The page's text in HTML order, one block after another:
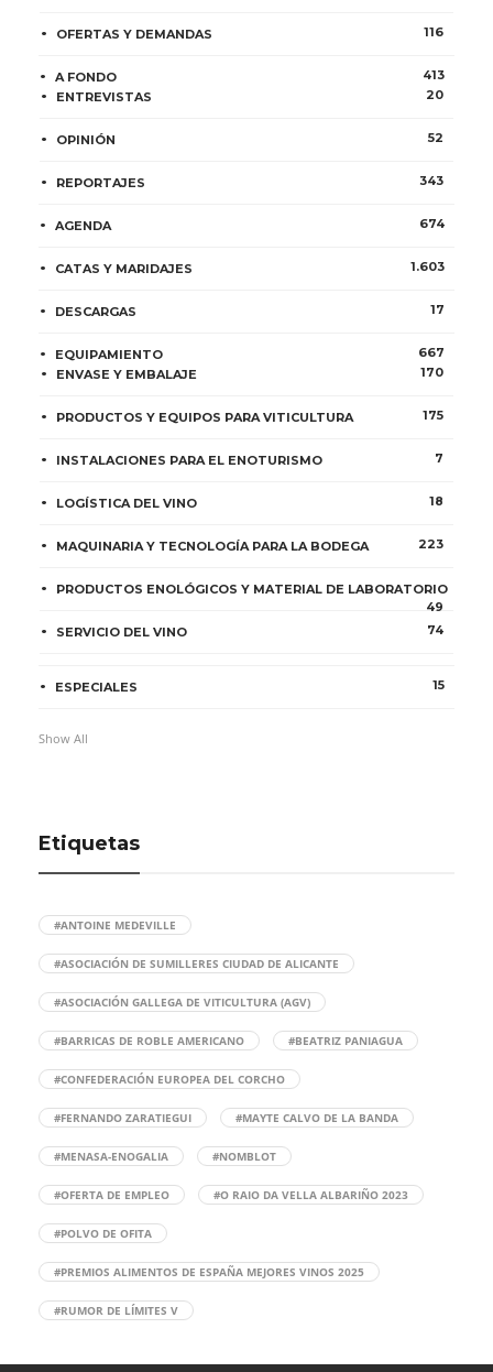
OFERTAS Y DEMANDAS 116
A FONDO
413
ENTREVISTAS
20
OPINIÓN 52
REPORTAJES 343
AGENDA 674
CATAS Y MARIDAJES 1.603
DESCARGAS 17
EQUIPAMIENTO
667
ENVASE Y EMBALAJE
170
PRODUCTOS Y EQUIPOS PARA VITICULTURA 175
INSTALACIONES PARA EL ENOTURISMO 7
LOGÍSTICA DEL VINO 18
MAQUINARIA Y TECNOLOGÍA PARA LA BODEGA 223
PRODUCTOS ENOLÓGICOS Y MATERIAL DE LABORATORIO
49
SERVICIO DEL VINO
74
ESPECIALES 15
Show All
Etiquetas
#ANTOINE MEDEVILLE
#ASOCIACIÓN DE SUMILLERES CIUDAD DE ALICANTE
#ASOCIACIÓN GALLEGA DE VITICULTURA (AGV)
#BARRICAS DE ROBLE AMERICANO #BEATRIZ PANIAGUA
#CONFEDERACIÓN EUROPEA DEL CORCHO
#FERNANDO ZARATIEGUI #MAYTE CALVO DE LA BANDA
#MENASA-ENOGALIA #NOMBLOT
#OFERTA DE EMPLEO #O RAIO DA VELLA ALBARIÑO 2023
#POLVO DE OFITA
#PREMIOS ALIMENTOS DE ESPAÑA MEJORES VINOS 2025
#RUMOR DE LÍMITES V